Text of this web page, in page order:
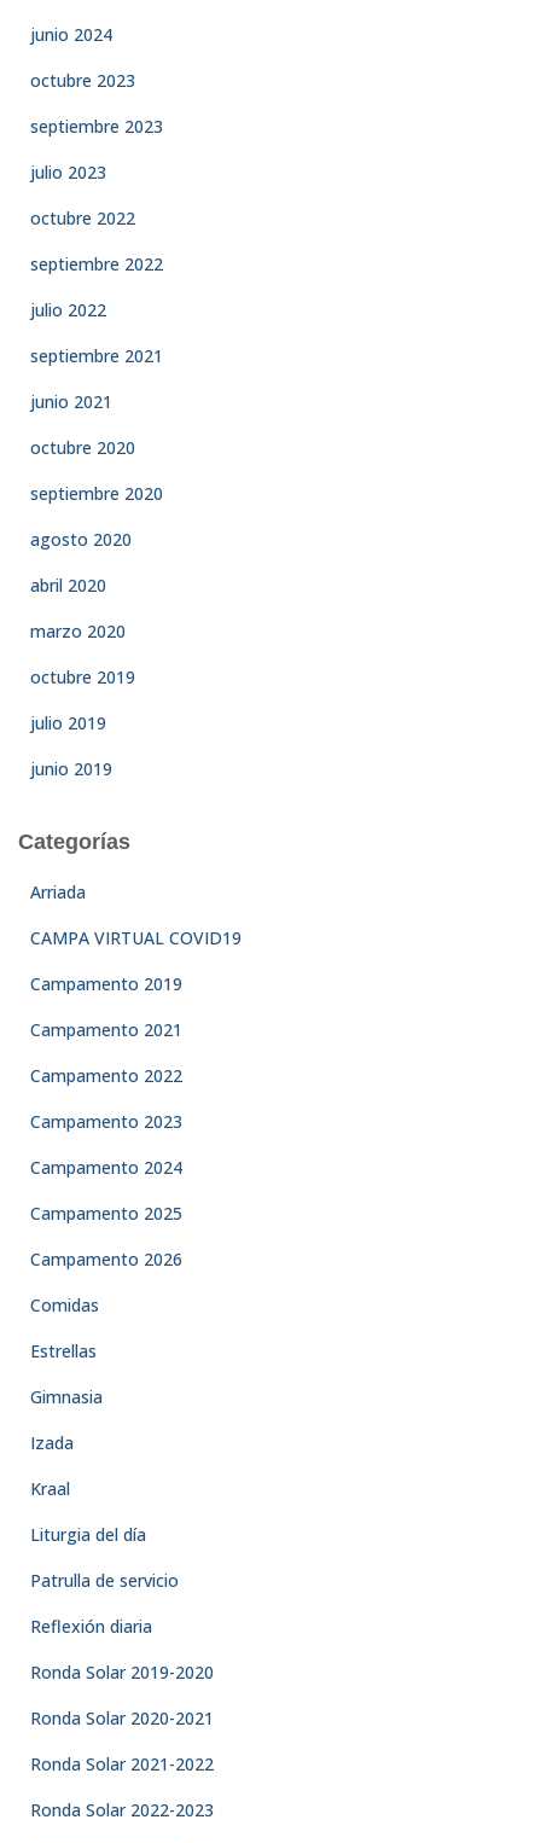
junio 2024
octubre 2023
septiembre 2023
julio 2023
octubre 2022
septiembre 2022
julio 2022
septiembre 2021
junio 2021
octubre 2020
septiembre 2020
agosto 2020
abril 2020
marzo 2020
octubre 2019
julio 2019
junio 2019
Categorías
Arriada
CAMPA VIRTUAL COVID19
Campamento 2019
Campamento 2021
Campamento 2022
Campamento 2023
Campamento 2024
Campamento 2025
Campamento 2026
Comidas
Estrellas
Gimnasia
Izada
Kraal
Liturgia del día
Patrulla de servicio
Reflexión diaria
Ronda Solar 2019-2020
Ronda Solar 2020-2021
Ronda Solar 2021-2022
Ronda Solar 2022-2023